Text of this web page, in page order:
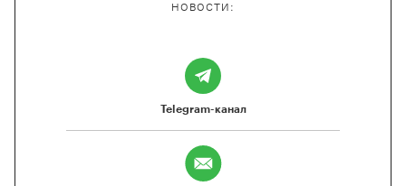
НОВОСТИ:
Telegram-канал